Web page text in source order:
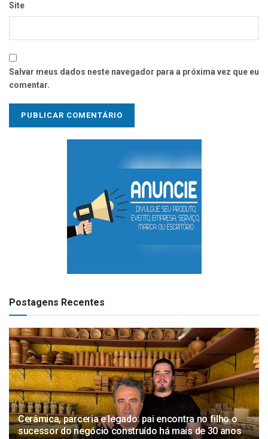
Site
Salvar meus dados neste navegador para a próxima vez que eu
comentar.
Postagens Recentes
Cerâmica, parceria e legado: pai encontra no filho o
sucessor do negócio construído há mais de 30 anos